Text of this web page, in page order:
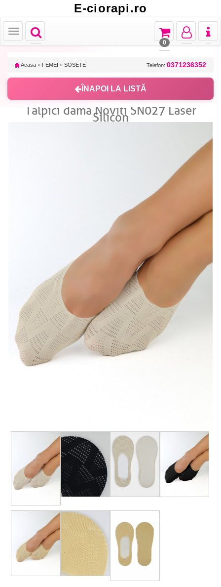
E-ciorapi.ro
Toggle
navigation
Toggle
Toggle
navigation
Toggle
navigation
Toggle
navigation
0
Acasa » FEMEI » SOSETE Telefon: 0371236352
ÎNAPOI LA LISTĂ
Talpici dama Noviti SN027 Laser
Silicon